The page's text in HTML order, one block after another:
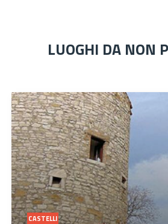
LUOGHI DA NON
CASTELLI